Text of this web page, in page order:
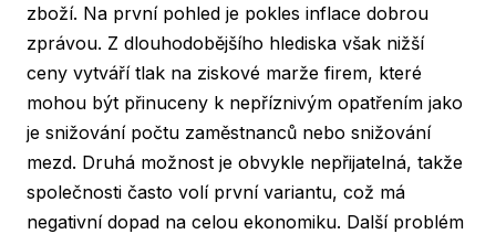
zboží. Na první pohled je pokles inflace dobrou
zprávou. Z dlouhodobějšího hlediska však nižší
ceny vytváří tlak na ziskové marže firem, které
mohou být přinuceny k nepříznivým opatřením jako
je snižování počtu zaměstnanců nebo snižování
mezd. Druhá možnost je obvykle nepřijatelná, takže
společnosti často volí první variantu, což má
negativní dopad na celou ekonomiku. Další problém